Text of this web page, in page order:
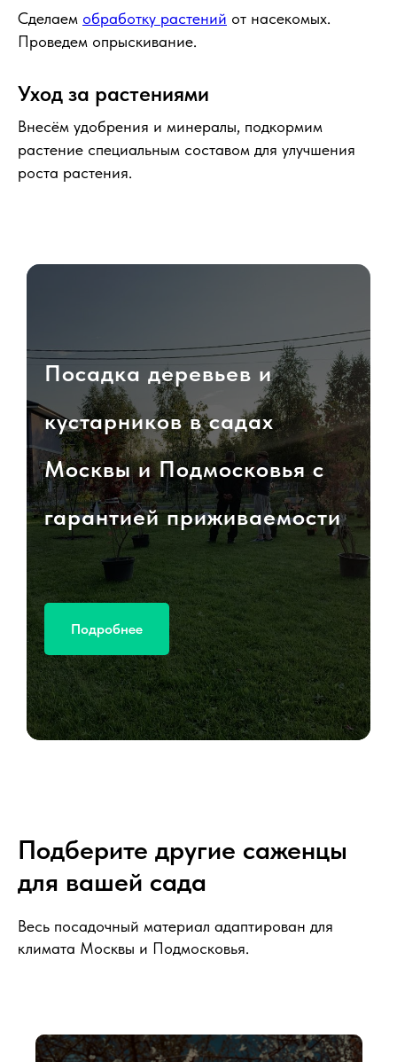
Сделаем обработку растений от насекомых.
Проведем опрыскивание.
Уход за растениями
Внесём удобрения и минералы, подкормим
растение специальным составом для улучшения
роста растения.
Посадка деревьев и
кустарников в садах
Москвы и Подмосковья с
гарантией приживаемости
Подробнее
Подберите другие саженцы
для вашей сада
Весь посадочный материал адаптирован для
климата Москвы и Подмосковья.